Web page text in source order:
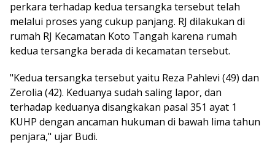
perkara terhadap kedua tersangka tersebut telah
melalui proses yang cukup panjang. RJ dilakukan di
rumah RJ Kecamatan Koto Tangah karena rumah
kedua tersangka berada di kecamatan tersebut.
"Kedua tersangka tersebut yaitu Reza Pahlevi (49) dan
Zerolia (42). Keduanya sudah saling lapor, dan
terhadap keduanya disangkakan pasal 351 ayat 1
KUHP dengan ancaman hukuman di bawah lima tahun
penjara," ujar Budi.